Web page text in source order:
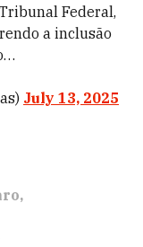
Federal,
a inclusão
July 13, 2025